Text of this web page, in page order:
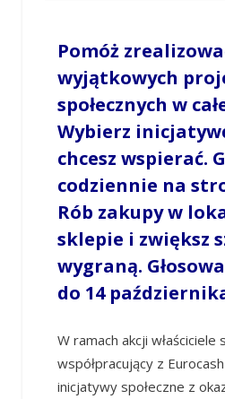
0 COMMENTS
Pomóż
wyjątkowych
społecznych w
Wybierz
chcesz wspierać.
codziennie na
Rób zakupy w
sklepie i zwiększ
wygraną.
do 14
W ramach akcji właściciele
współpracujący z
inicjatywy społeczne z